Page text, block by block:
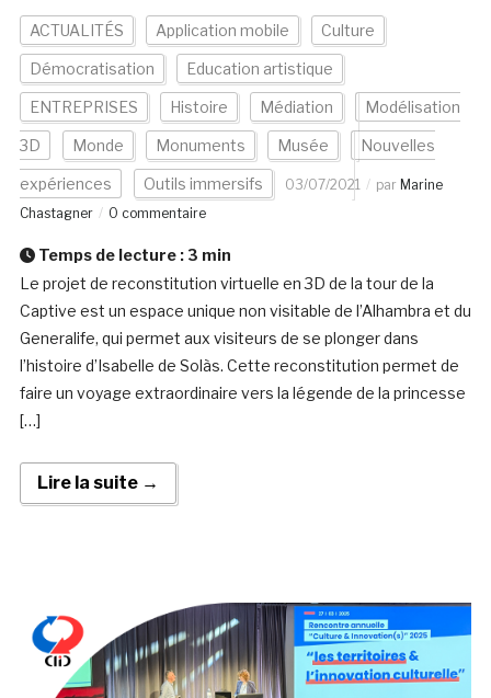
ACTUALITÉS Application mobile Culture
Démocratisation Education artistique
ENTREPRISES Histoire Médiation Modélisation
3D Monde Monuments Musée Nouvelles
expériences Outils immersifs 03/07/2021 par Marine
Chastagner
0 commentaire
Temps de lecture : 3 min
Le projet de reconstitution virtuelle en 3D de la tour de la
Captive est un espace unique non visitable de l’Alhambra et du
Generalife, qui permet aux visiteurs de se plonger dans
l’histoire d’Isabelle de Solà­s. Cette reconstitution permet de
faire un voyage extraordinaire vers la légende de la princesse
[…]
Lire la suite →